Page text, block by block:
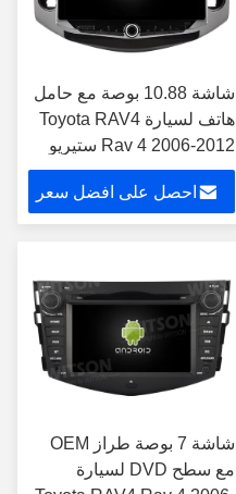
شاشة 10.88 بوصة مع حامل
هاتف لسيارة Toyota RAV4
Rav 4 2006-2012 ستيريو
الوسائط المتعددة
احصل على افضل سعر
شاشة 7 بوصة طراز OEM
مع سطح DVD لسيارة